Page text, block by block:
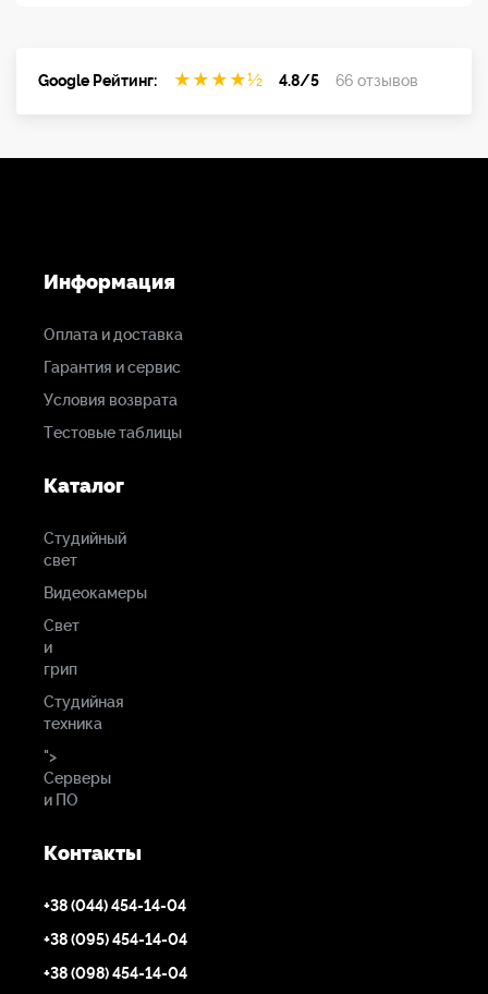
Размеры упаковки: 116 x 103 x 42 мм
Материал: алюминиевый сплав
Google Рейтинг: ★ ★ ★ ★½ 4.8/5 66 отзывов
Информация
Оплата и доставка
Гарантия и сервис
Условия возврата
Тестовые таблицы
Каталог
Студийный
свет
Видеокамеры
Свет
и
грип
Студийная
техника
">
Серверы
и ПО
Контакты
+38 (044) 454-14-04
+38 (095) 454-14-04
+38 (098) 454-14-04